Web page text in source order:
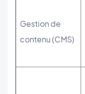
Gestion de
contenu (CMS)